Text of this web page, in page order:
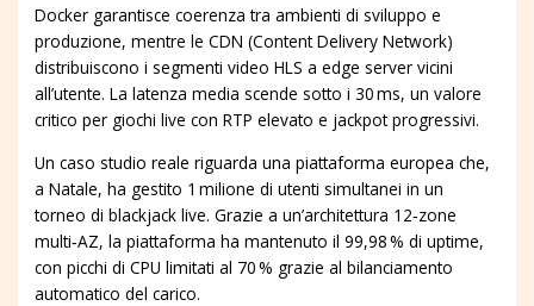
Docker garantisce coerenza tra ambienti di sviluppo e
produzione, mentre le CDN (Content Delivery Network)
distribuiscono i segmenti video HLS a edge server vicini
all’utente. La latenza media scende sotto i 30 ms, un valore
critico per giochi live con RTP elevato e jackpot progressivi.
Un caso studio reale riguarda una piattaforma europea che,
a Natale, ha gestito 1 milione di utenti simultanei in un
torneo di blackjack live. Grazie a un’architettura 12‑zone
multi‑AZ, la piattaforma ha mantenuto il 99,98 % di uptime,
con picchi di CPU limitati al 70 % grazie al bilanciamento
automatico del carico.